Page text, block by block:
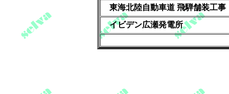
東海北陸自動車道 飛騨舗装工事
イビデン広瀬発電所